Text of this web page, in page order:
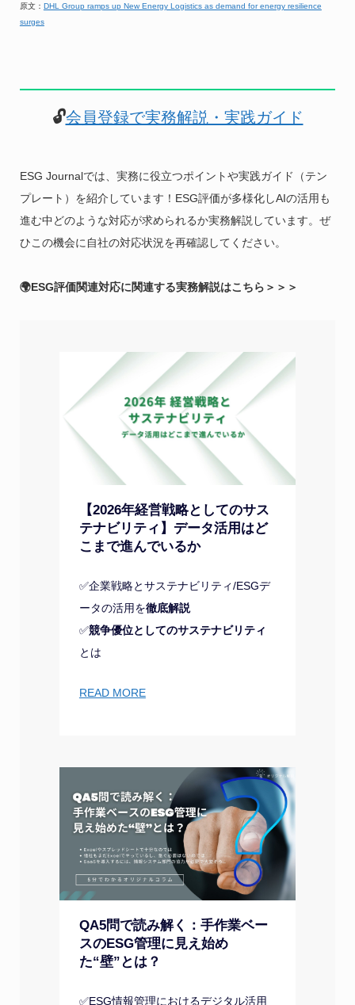
原文： DHL Group ramps up New Energy Logistics as demand for energy resilience
surges
🔓会員登録で実務解説・実践ガイド
ESG Journalでは、実務に役立つポイントや実践ガイド（テン
プレート）を紹介しています！ESG評価が多様化しAIの活用も
進む中どのような対応が求められるか実務解説しています。ぜ
ひこの機会に自社の対応状況を再確認してください。
🌍ESG評価関連対応に関連する実務解説はこちら＞＞＞
【2026年経営戦略としてのサス
テナビリティ】データ活用はど
こまで進んでいるか
✅企業戦略とサステナビリティ/ESGデ
ータの活用を徹底解説
✅競争優位としてのサステナビリティ
とは
READ MORE
QA5問で読み解く：手作業ベー
スのESG管理に見え始め
た“壁”とは？
✅ESG情報管理におけるデジタル活用